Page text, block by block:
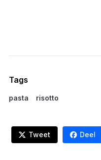
Tags
pasta risotto
Tweet Deel